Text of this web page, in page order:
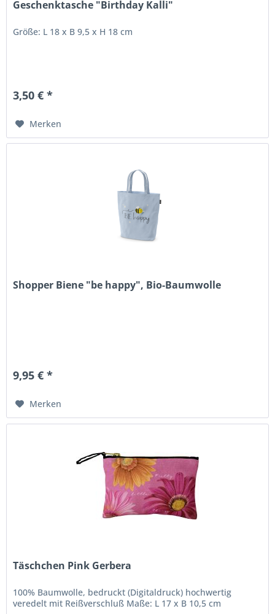
Geschenktasche "Birthday Kalli"
Größe: L 18 x B 9,5 x H 18 cm
3,50 € *
Merken
Shopper Biene "be happy", Bio-Baumwolle
9,95 € *
Merken
Täschchen Pink Gerbera
100% Baumwolle, bedruckt (Digitaldruck) hochwertig
veredelt mit Reißverschluß Maße: L 17 x B 10,5 cm